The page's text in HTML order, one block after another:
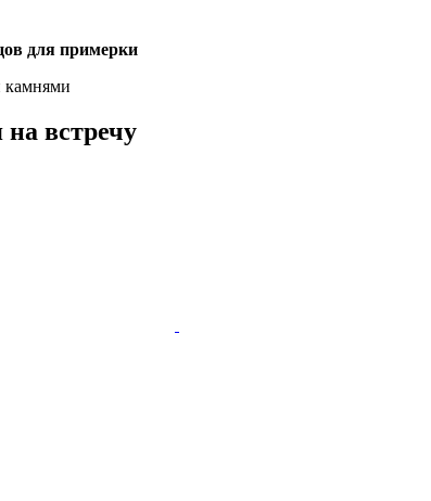
для примерки
камнями
встречу